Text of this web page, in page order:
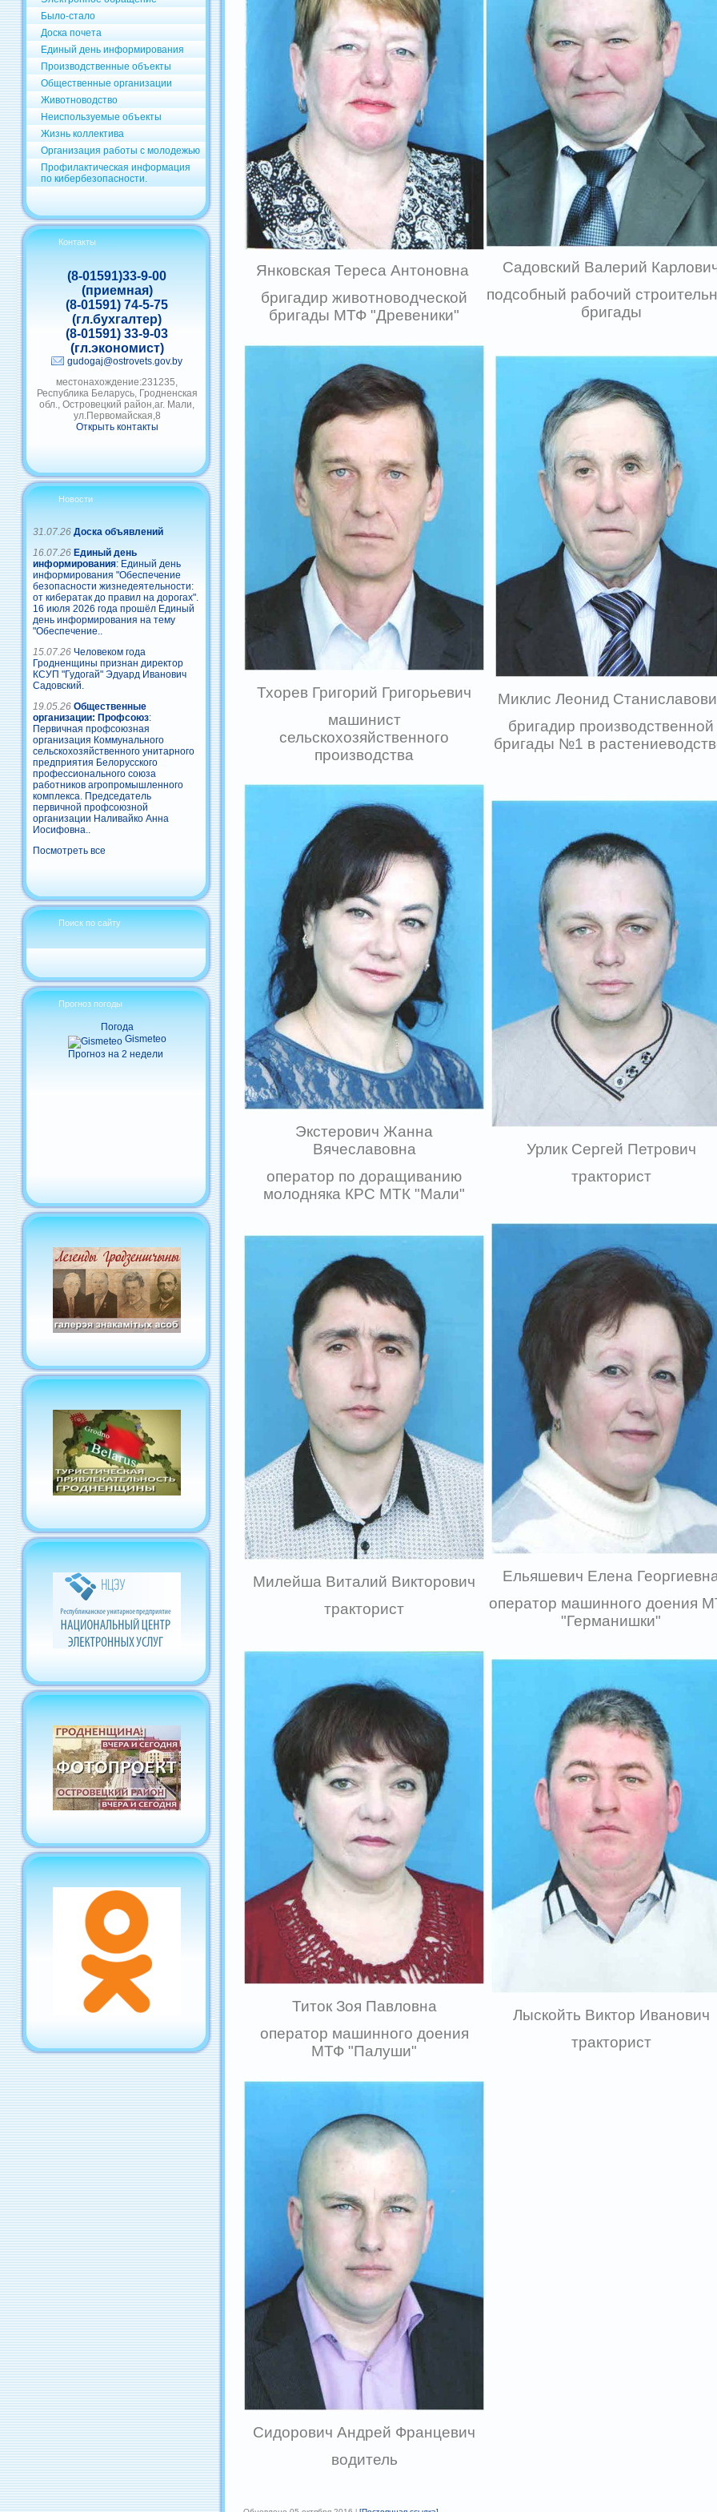
Было-стало
Доска почета
Единый день информирования
Производственные объекты
Общественные организации
Животноводство
Неиспользуемые объекты
Жизнь коллектива
Организация работы с молодежью
Профилактическая информация
по кибербезопасности.
Контакты
(8-01591)33-9-00
(приемная)
(8-01591) 74-5-75
(гл.бухгалтер)
(8-01591) 33-9-03
(гл.экономист)
gudogaj@ostrovets.gov.by
местонахождение:231235,
Республика Беларусь, Гродненская
обл., Островецкий район,аг. Мали,
ул.Первомайская,8
Открыть контакты
Новости
31.07.26 Доска объявлений
16.07.26 Единый день
информирования: Единый день
информирования "Обеспечение
безопасности жизнедеятельности:
от кибератак до правил на дорогах".
16 июля 2026 года прошёл Единый
день информирования на тему
"Обеспечение..
15.07.26 Человеком года
Гродненщины признан директор
КСУП "Гудогай" Эдуард Иванович
Садовский.
19.05.26 Общественные
организации: Профсоюз:
Первичная профсоюзная
организация Коммунального
сельскохозяйственного унитарного
предприятия Белорусского
профессионального союза
работников агропромышленного
комплекса. Председатель
первичной профсоюзной
организации Наливайко Анна
Иосифовна..
Посмотреть все
Поиск по сайту
Прогноз погоды
Погода
Gismeteo
Прогноз на 2 недели
Янковская Тереса Антоновна
бригадир животноводческой
бригады МТФ "Древеники"
Садовский Валерий
подсобный рабочий
бригады
Тхорев Григорий Григорьевич
машинист
сельскохозяйственного
производства
Миклис Леонид
бригадир производственной
бригады №1 в
Экстерович Жанна
Вячеславовна
оператор по доращиванию
молодняка КРС МТК "Мали"
Урлик Сергей Петрович
тракторист
Милейша Виталий Викторович
тракторист
Ельяшевич Елена
оператор машинного доения
"Германишки"
Титок Зоя Павловна
оператор машинного доения
МТФ "Палуши"
Лыскойть Виктор Иванович
тракторист
Сидорович Андрей Францевич
водитель